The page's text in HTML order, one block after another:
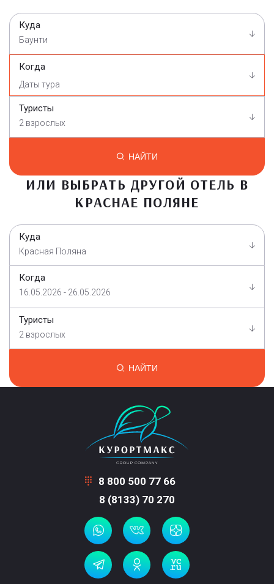
Куда
Баунти
Когда
Туристы
2 взрослых
НАЙТИ
ИЛИ ВЫБРАТЬ ДРУГОЙ ОТЕЛЬ В
КРАСНАЕ ПОЛЯНЕ
Куда
Красная Поляна
Когда
16.05.2026 - 26.05.2026
Туристы
2 взрослых
НАЙТИ
8 800 500 77 66
8 (8133) 70 270